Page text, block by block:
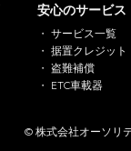
安心のサービス
サービス一覧
据置クレジット
盗難補償
ETC車載器
© 株式会社オーソリ